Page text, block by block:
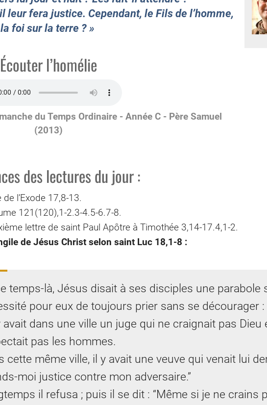
leur fera justice. Cependant, le Fils de l’homme,
foi sur la terre ? »
Écouter l’homélie
du Temps Ordinaire - Année C - Père Samuel
(2013)
des lectures du jour :
de l’Exode 17,8-13.
121(120),1-2.3-4.5-6.7-8.
lettre de saint Paul Apôtre à Timothée 3,14-17.4,1-2.
de Jésus Christ selon saint Luc 18,1-8 :
temps-là, Jésus disait à ses disciples une parabole
pour eux de toujours prier sans se décourager :
avait dans une ville un juge qui ne craignait pas Dieu
pas les hommes.
cette même ville, il y avait une veuve qui venait lui
moi justice contre mon adversaire.”
il refusa ; puis il se dit : “Même si je ne crains